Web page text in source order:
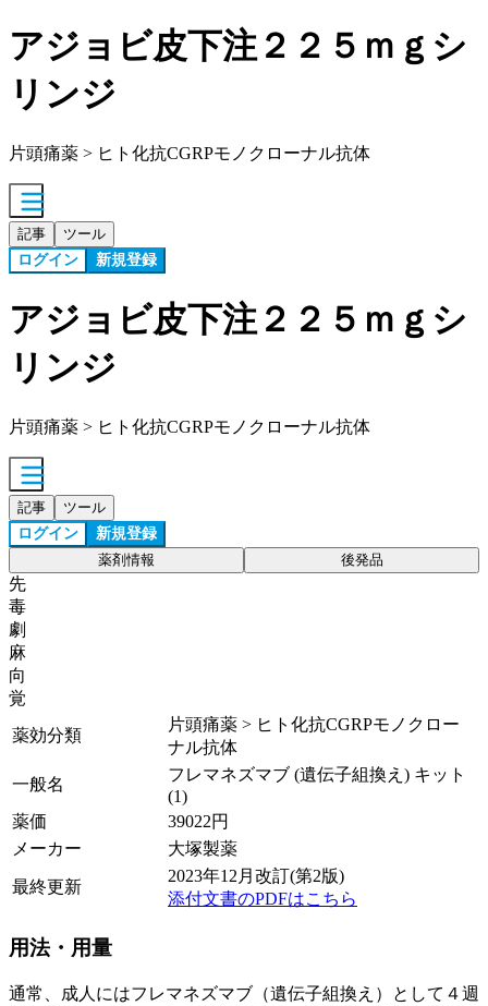
アジョビ皮下注２２５ｍｇシ
リンジ
片頭痛薬 > ヒト化抗CGRPモノクローナル抗体
記事 ツール
ログイン 新規登録
アジョビ皮下注２２５ｍｇシ
リンジ
片頭痛薬 > ヒト化抗CGRPモノクローナル抗体
記事 ツール
ログイン 新規登録
薬剤情報 後発品
先
毒
劇
麻
向
覚
薬効分類
片頭痛薬 > ヒト化抗CGRPモノクロー
ナル抗体
一般名
フレマネズマブ (遺伝子組換え) キット
(1)
薬価
39022円
メーカー
大塚製薬
最終更新
2023年12月改訂(第2版)
添付文書のPDFはこちら
用法・用量
通常、成人にはフレマネズマブ（遺伝子組換え）として４週